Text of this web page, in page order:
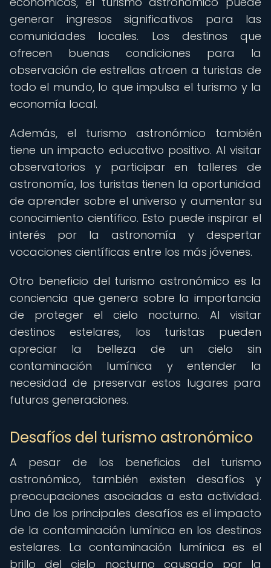
generar ingresos significativos para las
comunidades locales. Los destinos que
ofrecen buenas condiciones para la
observación de estrellas atraen a turistas de
todo el mundo, lo que impulsa el turismo y la
economía local.
Además, el turismo astronómico también
tiene un impacto educativo positivo. Al visitar
observatorios y participar en talleres de
astronomía, los turistas tienen la oportunidad
de aprender sobre el universo y aumentar su
conocimiento científico. Esto puede inspirar el
interés por la astronomía y despertar
vocaciones científicas entre los más jóvenes.
Otro beneficio del turismo astronómico es la
conciencia que genera sobre la importancia
de proteger el cielo nocturno. Al visitar
destinos estelares, los turistas pueden
apreciar la belleza de un cielo sin
contaminación lumínica y entender la
necesidad de preservar estos lugares para
futuras generaciones.
Desafíos del turismo astronómico
A pesar de los beneficios del turismo
astronómico, también existen desafíos y
preocupaciones asociadas a esta actividad.
Uno de los principales desafíos es el impacto
de la contaminación lumínica en los destinos
estelares. La contaminación lumínica es el
brillo del cielo nocturno causado por la